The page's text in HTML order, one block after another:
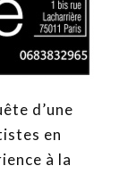
d’une
en
à la